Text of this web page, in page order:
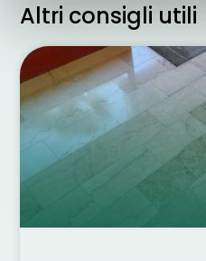
Altri consigli utili